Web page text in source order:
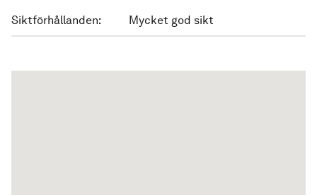
Siktförhållanden: Mycket god sikt